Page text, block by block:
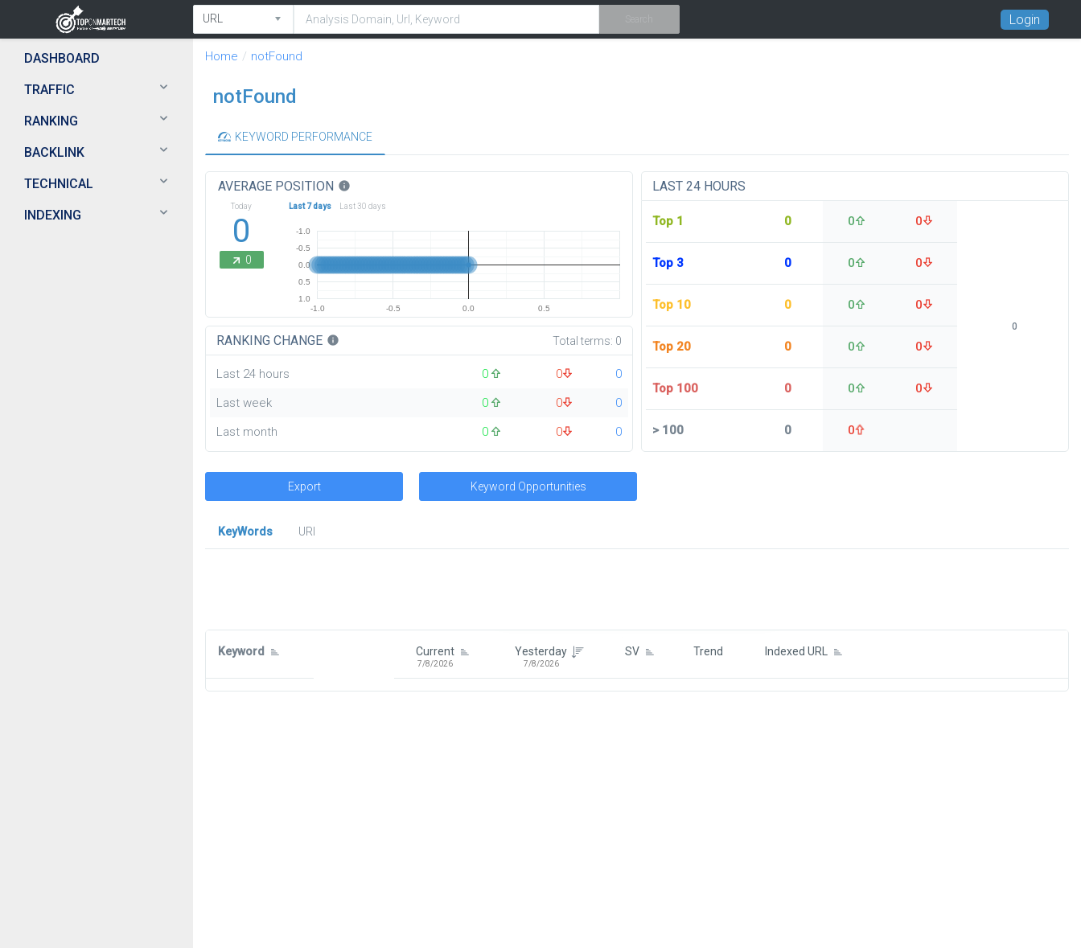
Login
DASHBOARD
TRAFFIC
RANKING
BACKLINK
TECHNICAL
INDEXING
Home notFound
notFound
KEYWORD PERFORMANCE
AVERAGE POSITION info
Today
0
0
Last 7 days Last 30 days
-1.0 -0.5 0.0 0.5
-1.0
-0.5
0.0
0.5
1.0
RANKING CHANGE info Total terms: 0
Last 24 hours 0 0
0
Last week
0 0
0
Last month
0 0 0
LAST 24 HOURS
Top 1 0 0 0
Top 3 0 0 0
Top 10 0 0 0
Top 20 0 0 0
Top 100 0 0 0
>100 0 0
0
Export Keyword Opportunities
KeyWords
URl
Keyword Current
7/8/2026
Yesterday
7/8/2026
SV Trend Indexed URL